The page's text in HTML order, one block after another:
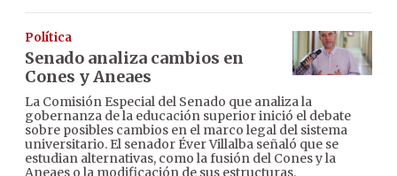
Política
Senado analiza cambios en
Cones y Aneaes
La Comisión Especial del Senado que analiza la
gobernanza de la educación superior inició el debate
sobre posibles cambios en el marco legal del sistema
universitario. El senador Éver Villalba señaló que se
estudian alternativas, como la fusión del Cones y la
Aneaes o la modificación de sus estructuras.